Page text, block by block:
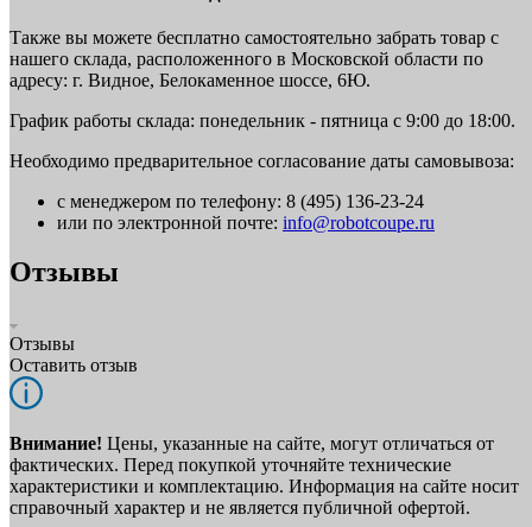
Также вы можете бесплатно самостоятельно забрать товар с
нашего склада, расположенного в Московской области по
адресу: г. Видное, Белокаменное шоссе, 6Ю.
График работы склада: понедельник - пятница с 9:00 до 18:00.
Необходимо предварительное согласование даты самовывоза:
с менеджером по телефону: 8 (495) 136-23-24
или по электронной почте: info@robotcoupe.ru
Отзывы
Отзывы
Оставить отзыв
Внимание! Цены, указанные на сайте, могут отличаться от
фактических. Перед покупкой уточняйте технические
характеристики и комплектацию. Информация на сайте носит
справочный характер и не является публичной офертой.